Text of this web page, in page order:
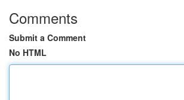
Comments
Submit a Comment
No HTML